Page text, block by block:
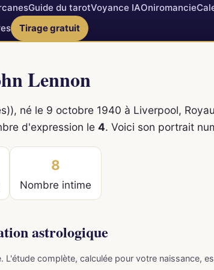
Guide du tarotVoyance IAOniromancie
Tirage gratuit
Lennon
né le 9 octobre 1940 à Liverpool,
d'expression le 4. Voici son portrait
8
Nombre intime
astrologique
L'étude complète, calculée pour votre naissance,